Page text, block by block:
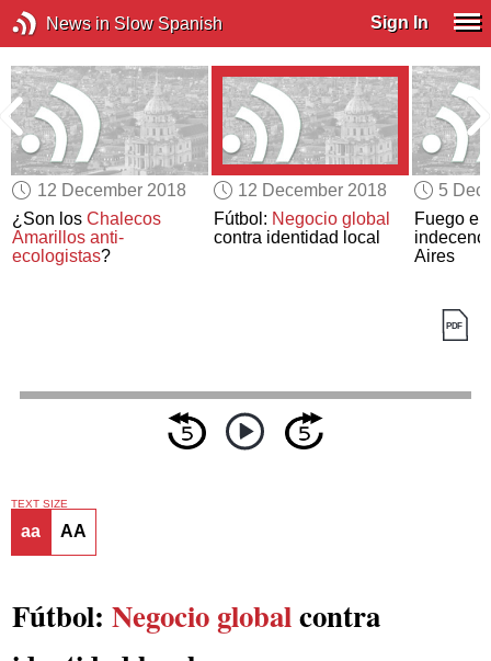
News in Slow Spanish Sign In
12 December 2018
¿Son losChalecos
Amarillos anti-
ecologistas?
12 December 2018
Fútbol: Negocio global
contra identidad local
5
Fuego
Aires
TEXT SIZE
aa AA
Fútbol: Negocio globalcontra